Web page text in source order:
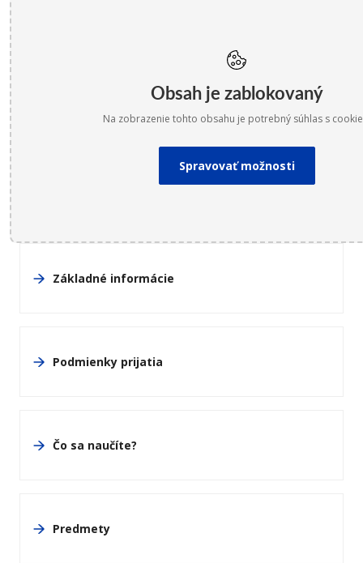
Obsah je zablokovaný
Na zobrazenie tohto obsahu je potrebný súhlas s
Spravovať možnosti
Základné informácie
Podmienky prijatia
Čo sa naučíte?
Predmety